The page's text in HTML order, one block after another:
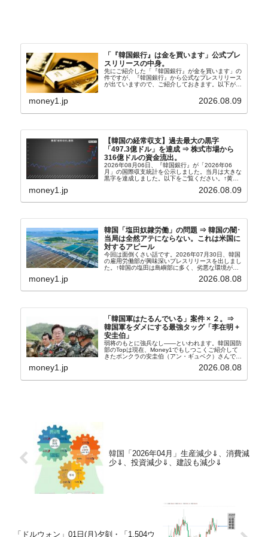
「『韓国銀行』は金を買います」公式プレ
スリリースの中身。
先にご紹介した「『韓国銀行』が金を買います」の
件ですが、『韓国銀行』から公式なプレスリリース
が出ていますので、ご紹介しておきます。以下が全
れ協力体制を構築□『韓国銀行』は、国内生産金の
money1.jp 2026.08.09
【韓国の経常収支】過去最大の黒字
「497.3億ドル」を達成 ⇒ 株式市場から
316億ドルの資金流出。
2026年08月06日、『韓国銀行』が「2026年06
月」の国際収支統計を公示しました。当月は大きな
黒字を達成しました。以下をご覧ください。↑黄色
の経常収支です。2026年06月貿易収支：4...
money1.jp 2026.08.09
韓国「塩田奴隷労働」の問題 ⇒ 韓国の闇･
当局は全然アテにならない。これは米国に
対するアピール
今回は面倒くさい話です。2026年07月30日、韓国
の雇用労働部が興味深いプレスリリースを出しまし
た。↑韓国の塩田は島嶼部に多く、劣悪な環境が一
たといわれます（後述）。これは、いわゆる「塩田
money1.jp 2026.08.08
「韓国軍はたるんでいる」案件 × ２。⇒
韓国軍をダメにする最強タッグ「李在明 +
安圭伯」
弱将のもとに強兵なし――といわれます。韓国国防
部のTopは現在、Money1でもしつこくご紹介して
きたボンクラの安圭伯（アン・ギュベク）さんで
さんと「韓国初の文官上がり」の国防部長官安圭伯
money1.jp 2026.08.08
韓国「2026年04月」生産減少⇓、消費減
少⇓、投資減少⇓、建設も減少⇓
「ドルウォン」01日(月)夕刻・「1,504ウ